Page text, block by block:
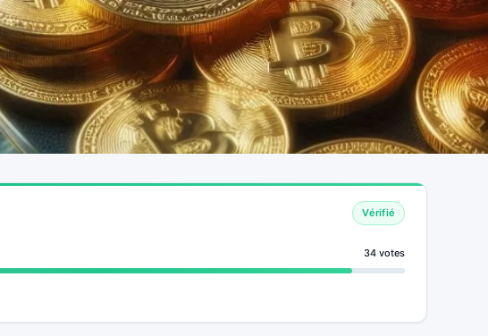
Vérifié
34 votes